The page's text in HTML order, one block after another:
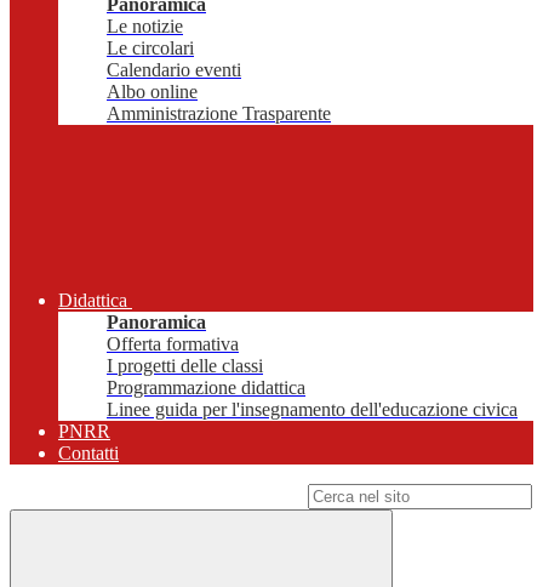
Panoramica
Le notizie
Le circolari
Calendario eventi
Albo online
Amministrazione Trasparente
Didattica
Panoramica
Offerta formativa
I progetti delle classi
Programmazione didattica
Linee guida per l'insegnamento dell'educazione civica
PNRR
Contatti